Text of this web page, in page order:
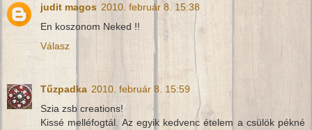
judit magos 2010. február 8. 15:38
En koszonom Neked !!
Válasz
Tűzpadka 2010. február 8. 15:59
Szia zsb creations!
Kissé melléfogtál. Az egyik kedvenc ételem a csülök pékné